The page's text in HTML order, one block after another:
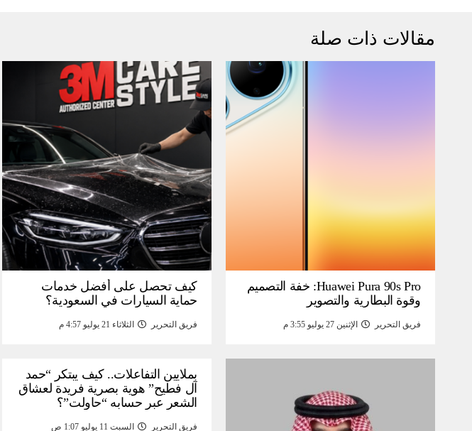
مقالات ذات صلة
Huawei Pura 90s Pro: خفة التصميم
وقوة البطارية والتصوير
فريق التحرير الإثنين 27 يوليو 3:55 م
كيف تحصل على أفضل خدمات
حماية السيارات في السعودية؟
فريق التحرير الثلاثاء 21 يوليو 4:57 م
بملايين التفاعلات.. كيف يبتكر “حمد
آل فطيح” هوية بصرية فريدة لعشاق
الشعر عبر حسابه “حاولت”؟
فريق التحرير السبت 11 يوليو 1:07 ص